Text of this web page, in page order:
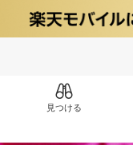
見つける